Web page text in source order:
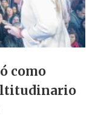
como